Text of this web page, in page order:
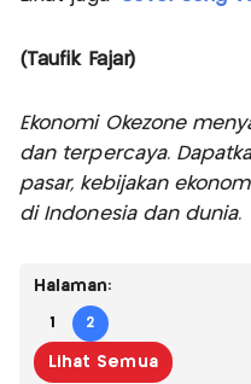
(Taufik Fajar)
Ekonomi Okezone
dan terpercaya.
pasar, kebijakan
di Indonesia dan dunia.
Halaman:
1 2
Lihat Semua